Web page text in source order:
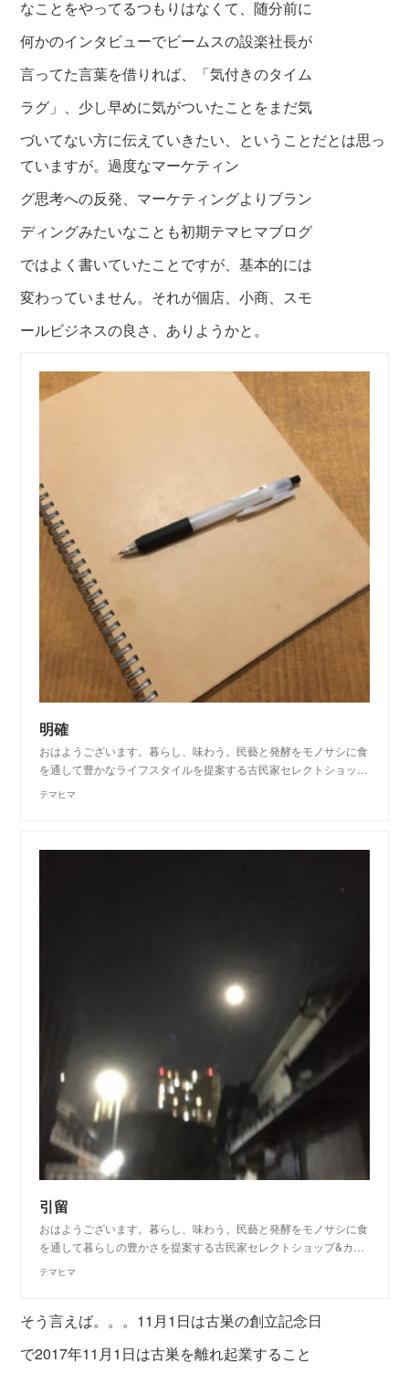
なことをやってるつもりはなくて、随分前に
何かのインタビューでビームスの設楽社長が
言ってた言葉を借りれば、「気付きのタイム
ラグ」、少し早めに気がついたこ とをまだ気
づいてない方に伝えていきたい、 ということだとは思っ
ていますが。過度なマーケティン
グ思考への反発、マーケティングよりブラン
ディングみたいなことも初期テマヒマブログ
ではよく書いていたことですが、基本的には
変わっていません。それが個店、小商、スモ
ールビジネスの良さ、ありようかと。
明確
おはようございます。暮らし、味わう。民藝と発酵をモノサシに食
を通して豊かなライフスタイルを提案する古民家セレクトショッ…
テマヒマ
引留
おはようございます。暮らし、味わう。民藝と発酵をモノサシに食
を通して暮らしの豊かさを提案する古民家セレクトショップ&カ…
テマヒマ
そう言えば。。。11月1日は古巣の創立記念日
で2017年11月1日は古巣を離れ起業すること